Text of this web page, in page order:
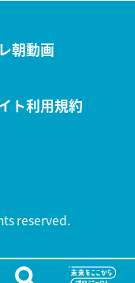
朝動画
ト利用規約
reserved.